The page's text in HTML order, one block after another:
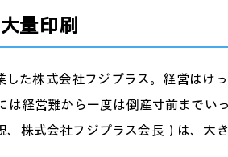
量印刷
した株式会社フジプラス。経営はけ
は経営難から一度は倒産寸前までい
、株式会社フジプラス会長）は、大